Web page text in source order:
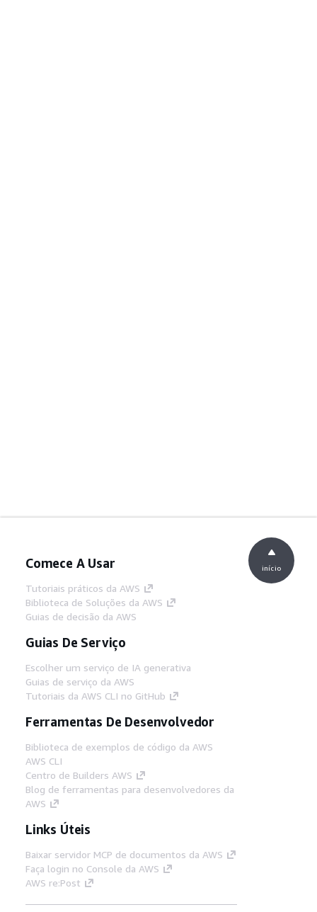
Comece A Usar
Tutoriais práticos da AWS
Biblioteca de Soluções da AWS
Guias de decisão da AWS
Guias De Serviço
Escolher um serviço de IA generativa
Guias de serviço da AWS
Tutoriais da AWS CLI no GitHub
Ferramentas De Desenvolvedor
Biblioteca de exemplos de código da AWS
AWS CLI
Centro de Builders AWS
Blog de ferramentas para desenvolvedores da
AWS
Links Úteis
Baixar servidor MCP de documentos da AWS
Faça login no Console da AWS
AWS re:Post
início